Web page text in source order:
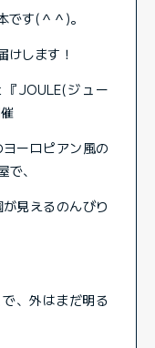
す(＾＾)。
します！
JOULE(ジュー
ーロピアン風の
、
見えるのんびり
、外はまだ明る